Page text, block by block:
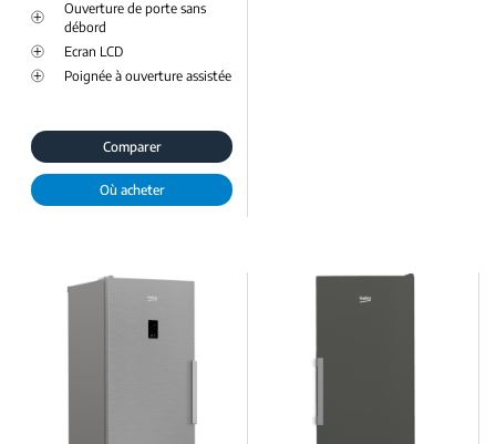
Ouverture de porte sans
débord
Ecran LCD
Poignée à ouverture assistée
Comparer
Où acheter